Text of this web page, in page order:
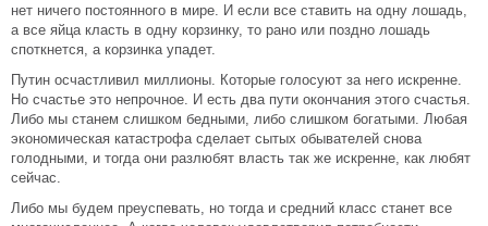
нет ничего постоянного в мире. И если все ставить на одну лошадь,
а все яйца класть в одну корзинку, то рано или поздно лошадь
споткнется, а корзинка упадет.
Путин осчастливил миллионы. Которые голосуют за него искренне.
Но счастье это непрочное. И есть два пути окончания этого счастья.
Либо мы станем слишком бедными, либо слишком богатыми. Любая
экономическая катастрофа сделает сытых обывателей снова
голодными, и тогда они разлюбят власть так же искренне, как любят
сейчас.
Либо мы будем преуспевать, но тогда и средний класс станет все